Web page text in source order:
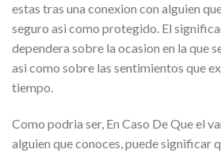
estas tras una conexion con alguien
seguro asi­ como protegido. El
dependera sobre la ocasion en la que
asi­ como sobre las sentimientos que
tiempo.
Como podri­a ser, En Caso De Que el
alguien que conoces, puede significar